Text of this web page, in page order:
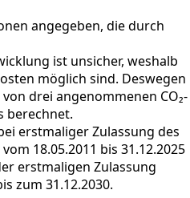
angegeben, die durch
ist unsicher, weshalb
möglich sind. Deswegen
drei angenommenen CO₂-
berechnet.
erstmaliger Zulassung des
18.05.2011 bis 31.12.2025
erstmaligen Zulassung
zum 31.12.2030.